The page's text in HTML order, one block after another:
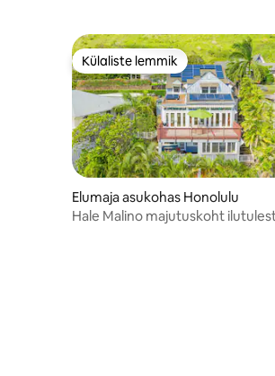
Külaliste lemmik
Külaliste lemmik
Elumaja asukohas Honolulu
Hale Malino majutuskoht